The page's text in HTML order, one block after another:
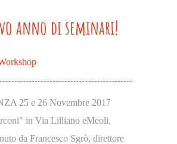
anno di seminari!
25 e 26 Novembre 2017
in Via Lilliano eMeoli,
da Francesco Sgrò, direttore